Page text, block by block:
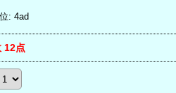
: 4ad
12点